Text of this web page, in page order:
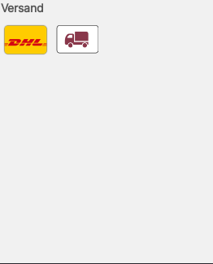
Versand